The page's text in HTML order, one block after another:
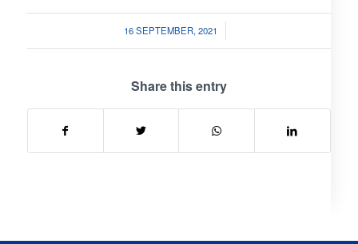
16 SEPTEMBER, 2021
/
Share this entry